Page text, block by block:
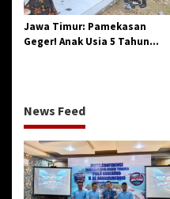
Jawa Timur: Pamekasan
Geger! Anak Usia 5 Tahun
News Feed